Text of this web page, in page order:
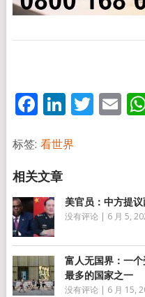
Facebook
标签: 看世界
美官员：中方提
没有评论 | 6 月 5,
富人无国界：一
最多的国家之一
没有评论 | 6 月 15,